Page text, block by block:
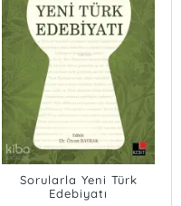
Sorularla Yeni Türk
Edebiyatı